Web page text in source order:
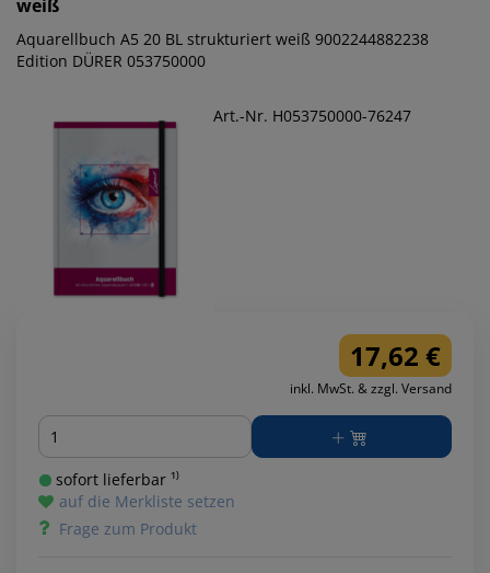
weiß
Aquarellbuch A5 20 BL strukturiert weiß 9002244882238
Edition DÜRER 053750000
Art.-Nr. H053750000-76247
17,62 €
inkl. MwSt. & zzgl. Versand
Menge
sofort lieferbar ¹⁾
auf die Merkliste setzen
Frage zum Produkt